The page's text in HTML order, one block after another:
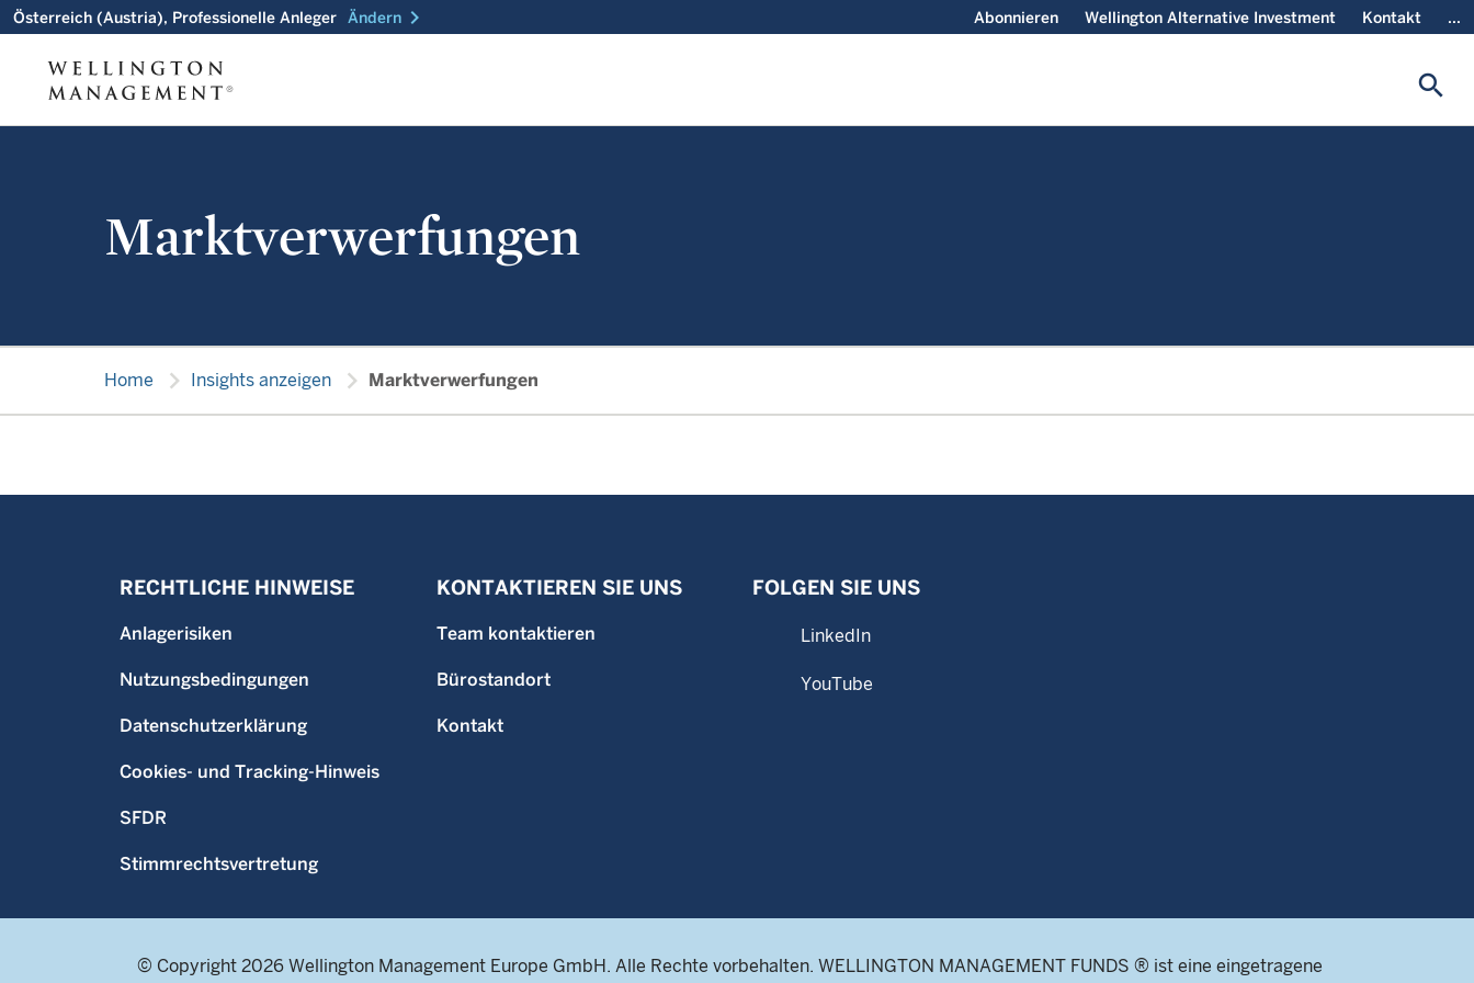
Österreich (Austria), Professionelle Anleger Ändern chevron_right Abonnieren Wellington Alternative Investment Kontakt ...
search
Marktverwerfungen
Home chevron_right Insights anzeigen chevron_right Marktverwerfungen
RECHTLICHE HINWEISE
Anlagerisiken
Nutzungsbedingungen
Datenschutzerklärung
Cookies- und Tracking-Hinweis
SFDR
Stimmrechtsvertretung
KONTAKTIEREN SIE UNS
Team kontaktieren
Bürostandort
Kontakt
FOLGEN SIE UNS
LinkedIn
YouTube
© Copyright 2026 Wellington Management Europe GmbH. Alle Rechte vorbehalten. WELLINGTON MANAGEMENT FUNDS ® ist eine eingetragene